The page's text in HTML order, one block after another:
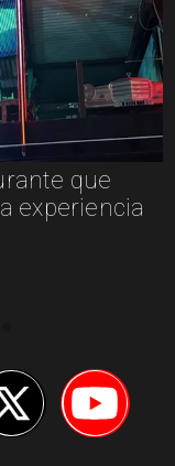
que
experiencia